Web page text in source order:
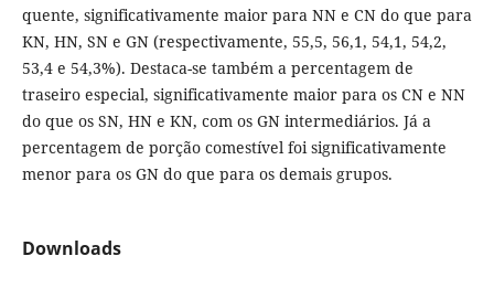
quente, significativamente maior para NN e CN do que para
KN, HN, SN e GN (respectivamente, 55,5, 56,1, 54,1, 54,2,
53,4 e 54,3%). Destaca-se também a percentagem de
traseiro especial, significativamente maior para os CN e NN
do que os SN, HN e KN, com os GN intermediários. Já a
percentagem de porção comestível foi significativamente
menor para os GN do que para os demais grupos.
Downloads